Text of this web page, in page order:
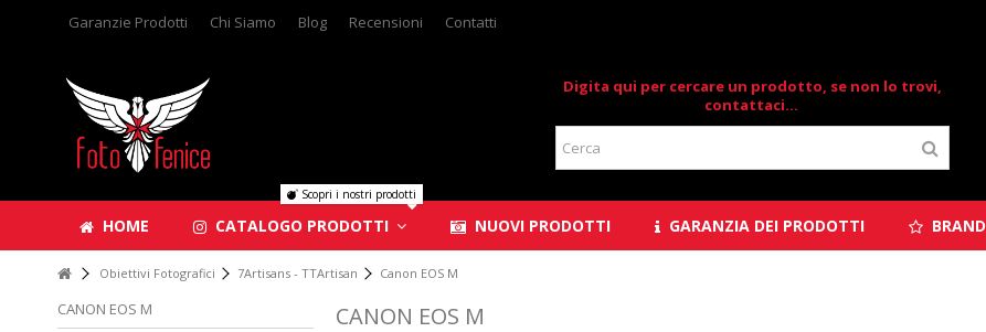
Garanzie Prodotti Chi Siamo Blog Recensioni Contatti
Digita qui per cercare un prodotto, se non lo trovi,
contattaci...
HOME CATALOGO PRODOTTI
Scopri i nostri prodotti
NUOVI PRODOTTI GARANZIA DEI PRODOTTI BRAND
Obiettivi Fotografici 7Artisans - TTArtisan Canon EOS M
CANON EOS M
CANON EOS M